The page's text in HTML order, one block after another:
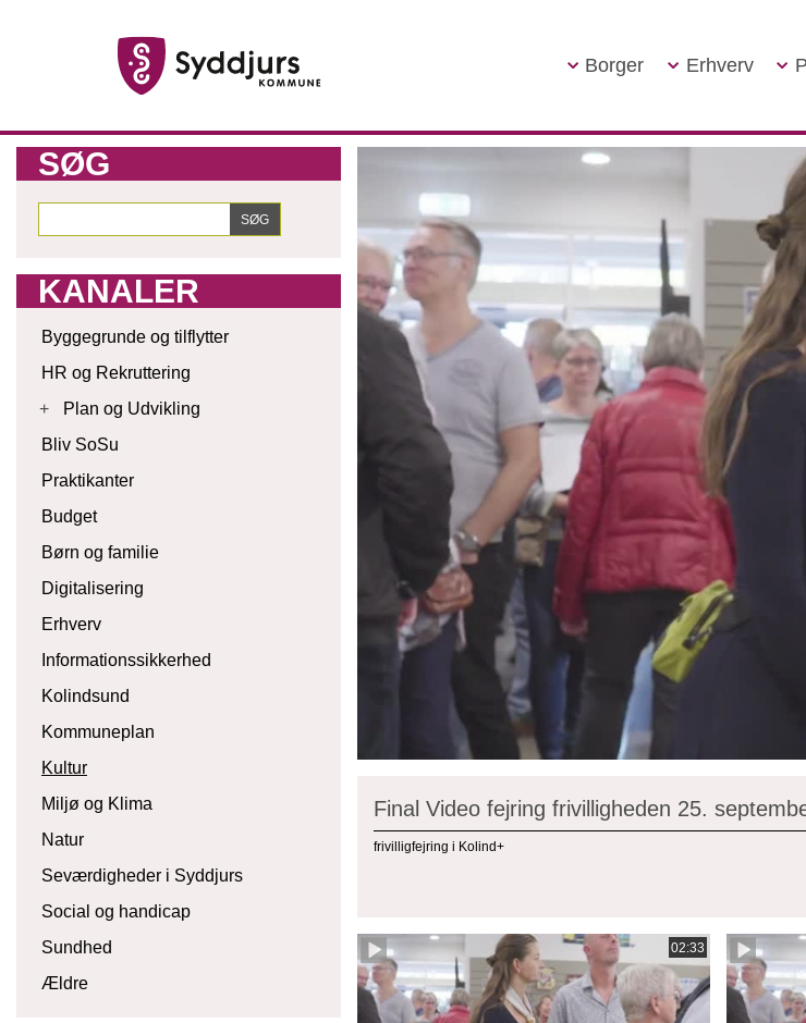
Borger Erhverv
SØG
KANALER
Byggegrunde og tilflytter
HR og Rekruttering
+
Plan og Udvikling
Bliv SoSu
Praktikanter
Budget
Børn og familie
Digitalisering
Erhverv
Informationssikkerhed
Kolindsund
Kommuneplan
Kultur
Miljø og Klima
Natur
Seværdigheder i Syddjurs
Social og handicap
Sundhed
Ældre
Final Video fejring frivilligheden 25.
frivilligfejring i Kolind+
02:33